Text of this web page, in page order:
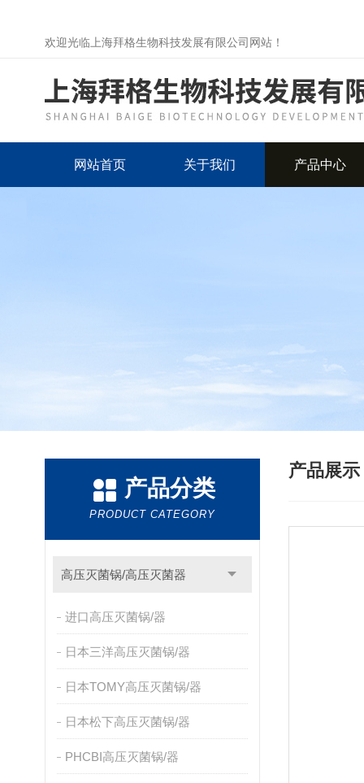
欢迎光临上海拜格生物科技发展有限公司网站！
网站首页 关于我们 产品中心
产品分类
PRODUCT CATEGORY
高压灭菌锅/高压灭菌器
进口高压灭菌锅/器
日本三洋高压灭菌锅/器
日本TOMY高压灭菌锅/器
日本松下高压灭菌锅/器
PHCBI高压灭菌锅/器
产品展示